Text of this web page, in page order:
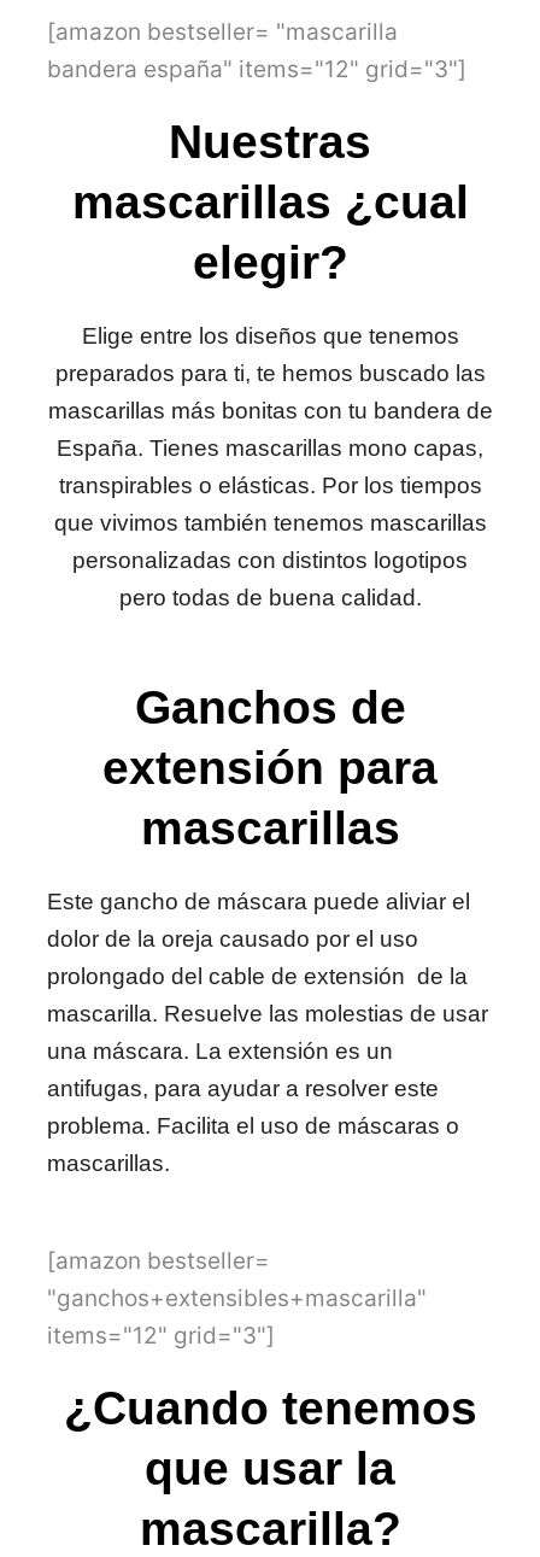
[amazon bestseller= "mascarilla
bandera españa" items="12" grid="3"]
Nuestras
mascarillas ¿cual
elegir?
Elige entre los diseños que tenemos
preparados para ti, te hemos buscado las
mascarillas más bonitas con tu bandera de
España. Tienes mascarillas mono capas,
transpirables o elásticas. Por los tiempos
que vivimos también tenemos mascarillas
personalizadas con distintos logotipos
pero todas de buena calidad.
Ganchos de
extensión para
mascarillas
Este gancho de máscara puede aliviar el
dolor de la oreja causado por el uso
prolongado del cable de extensión de la
mascarilla. Resuelve las molestias de usar
una máscara. La extensión es un
antifugas, para ayudar a resolver este
problema. Facilita el uso de máscaras o
mascarillas.
[amazon bestseller=
"ganchos+extensibles+mascarilla"
items="12" grid="3"]
¿Cuando tenemos
que usar la
mascarilla?